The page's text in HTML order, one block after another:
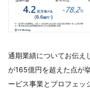
通期業績についてお伝え
が165億円を超えた点が
ービス事業とプロフェッ